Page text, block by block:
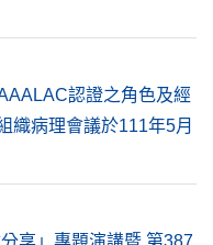
認證之角色及經
織病理會議於111年5月
享」專題演講暨 第387